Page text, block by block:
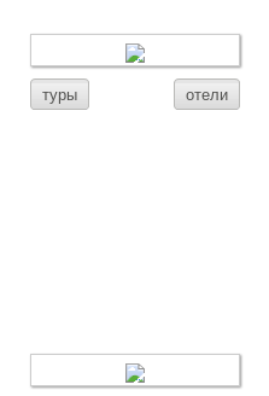
туры отели